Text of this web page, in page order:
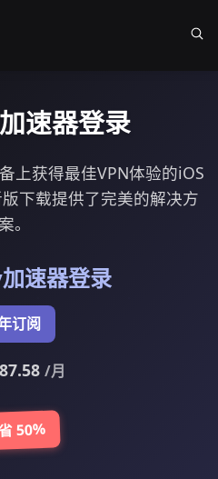
速器登录
上获得最佳VPN体验的iOS
下载提供了完美的解决方
案。
速器登录
订阅
/月
50%